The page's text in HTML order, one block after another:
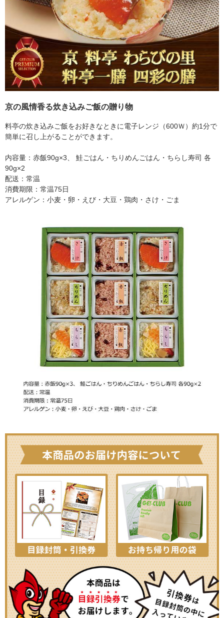
京の風情香る炊き込みご飯の贈り物
料亭の炊き込みご飯をお好きなときに電子レンジ（600Ｗ）約1分で
簡単に召し上がることができます。
内容量：赤飯90g×3、 鮭ごはん・ちりめんごはん・ちらし寿司 各
90g×2
配送：常温
消費期限：常温75日
アレルゲン：小麦・卵・えび・大豆・鶏肉・さけ・ごま